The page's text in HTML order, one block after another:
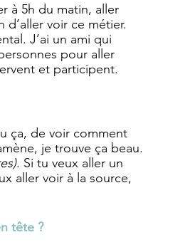
à 5h du matin, aller
voir ce métier.
J’ai un ami qui
pour aller
et participent.
ça, de voir comment
je trouve ça beau.
. Si tu veux aller un
aller voir à la source,
tête ?